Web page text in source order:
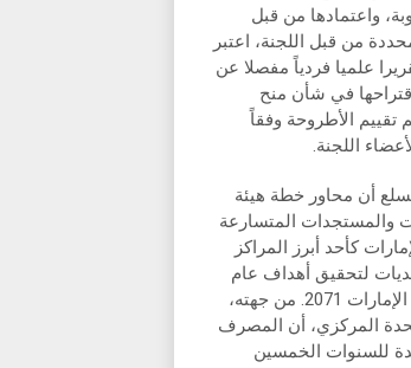
واعتمادها من قبل
من قبل اللجنة، اعتبر
تقريرا علميا فردياً مفصلا عن
في شأن منح
للأطروحة من 100 درجة، بحيث يتم تقييم الأطروحة وفقاً
اللجنة.
أن محاور خطة هيئة
والمستجدات المتسارعة
كأحد أبرز المراكز
لتحقيق أهداف عام
الخمسين، بما يضمن تحقيق الريادة والازدهار لقطاع الأسواق المالية وحتى مئوية الإمارات 2071. من جهته،
المركزي، أن المصرف
للسنوات الخمسين